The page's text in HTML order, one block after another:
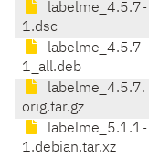
labelme_4.5.7-
1.dsc
labelme_4.5.7-
1_all.deb
labelme_4.5.7.
orig.tar.gz
labelme_5.1.1-
1.debian.tar.xz